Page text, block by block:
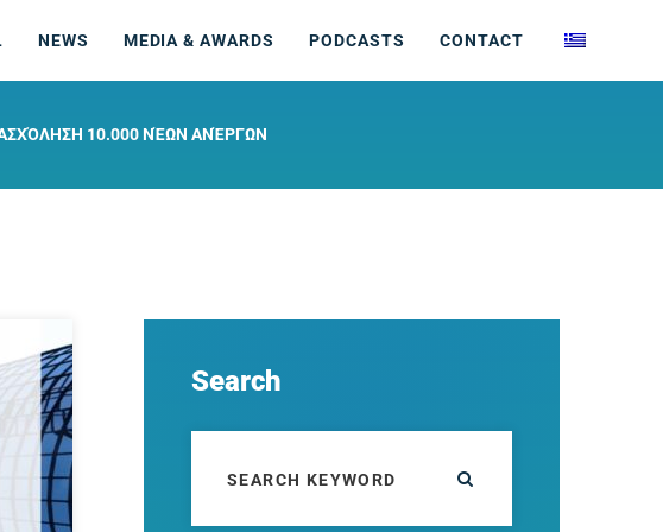
NEWS MEDIA & AWARDS PODCASTS CONTACT
10.000 ΝΈΩΝ ΑΝΈΡΓΩΝ
Search